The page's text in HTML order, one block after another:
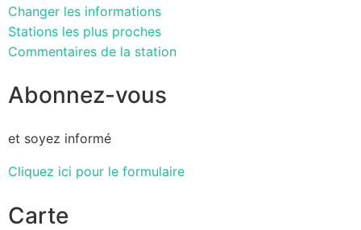
Changer les informations
Stations les plus proches
Commentaires de la station
Abonnez-vous
et soyez informé
Cliquez ici pour le formulaire
Carte